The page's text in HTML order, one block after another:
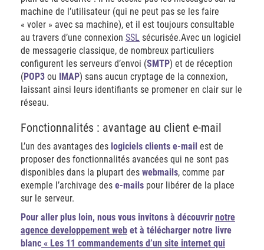
machine de l’utilisateur (qui ne peut pas se les faire
« voler » avec sa machine), et il est toujours consultable
au travers d’une connexion SSL sécurisée.Avec un logiciel
de messagerie classique, de nombreux particuliers
configurent les serveurs d’envoi (SMTP) et de réception
(POP3 ou IMAP) sans aucun cryptage de la connexion,
laissant ainsi leurs identifiants se promener en clair sur le
réseau.
Fonctionnalités : avantage au client e-mail
L’un des avantages des logiciels clients e-mail est de
proposer des fonctionnalités avancées qui ne sont pas
disponibles dans la plupart des webmails, comme par
exemple l’archivage des e-mails pour libérer de la place
sur le serveur.
Pour aller plus loin, nous vous invitons à découvrir notre
agence developpement web et à télécharger notre livre
blanc « Les 11 commandements d’un site internet qui